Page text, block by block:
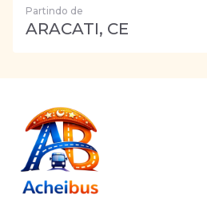
Partindo de
ARACATI, CE